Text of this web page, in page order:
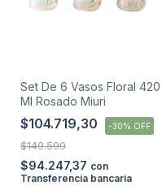
Set De 6 Vasos Floral 420
Ml Rosado Miuri
$104.719,30 -30% OFF
$149.599
$94.247,37 con
Transferencia bancaria